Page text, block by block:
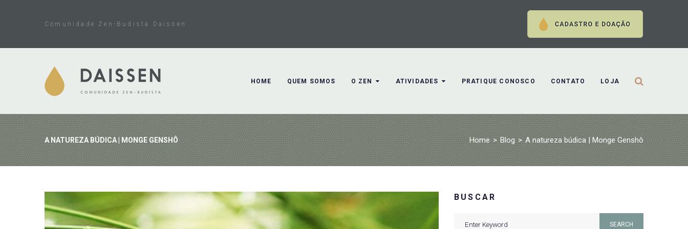
Comunidade Zen-Budista Daissen
HOME QUEM SOMOS O ZEN ATIVIDADES PRATIQUE CONOSCO CONTATO LOJA
A NATUREZA BÚDICA | MONGE GENSHÔ Home > Blog > A natureza búdica | Monge Genshô
BUSCAR
SEARCH